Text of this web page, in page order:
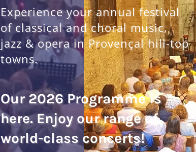
Experience your annual festival
of classical and choral music,
jazz & opera in Provençal hill-top
towns.
Our 2026 Programme is
here. Enjoy our range of